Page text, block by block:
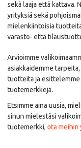
sekä laaja että kattava.
yrityksiä sekä
mielenkiintoisia
varasto- että
Arvioimme
asiakkaidemme
tuotteita ja
tuotemerkkejä.
Etsimme aina uusia,
sinun mielestäsi
tuotemerkki, ota meihin